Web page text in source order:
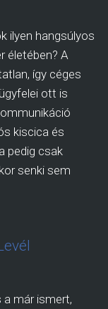
ilyen hangsúlyos
életében? A
így céges
ott is
kiscica és
pedig csak
senki sem
a már ismert,